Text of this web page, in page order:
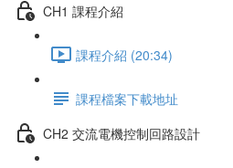
CH1 課程介紹
課程介紹 (20:34)
課程檔案下載地址
CH2 交流電機控制回路設計